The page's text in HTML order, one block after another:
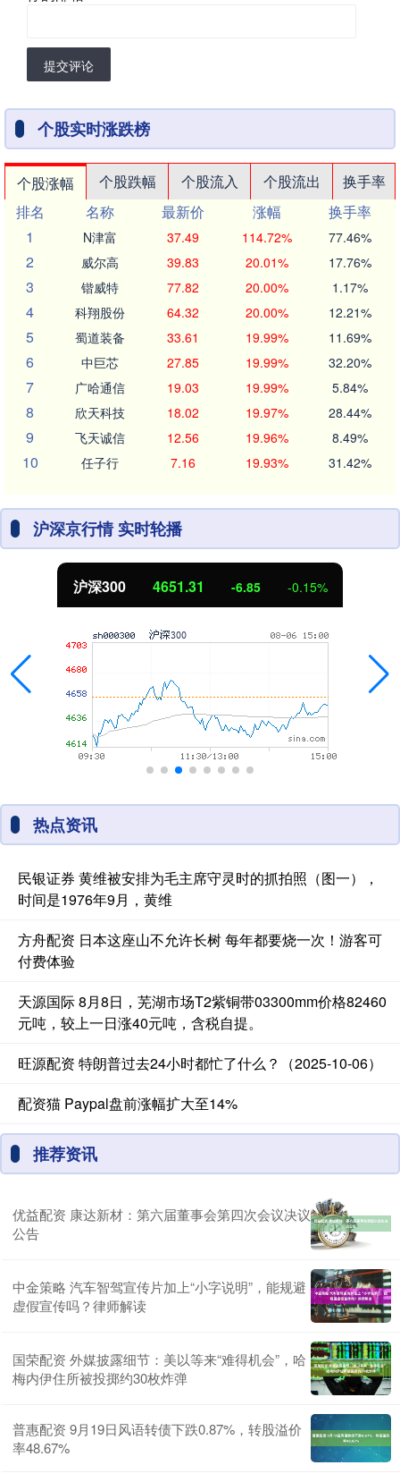
提交评论
个股实时涨跌榜
个股涨幅 个股跌幅 个股流入 个股流出
换手率
排名
名称 最新价 涨幅
换手率
1
N津富 37.49 114.72% 77.46%
2 威尔高 39.83 20.01% 17.76%
3 锴威特 77.82 20.00% 1.17%
4 科翔股份 64.32 20.00% 12.21%
5 蜀道装备 33.61 19.99% 11.69%
6 中巨芯 27.85 19.99% 32.20%
7 广哈通信 19.03 19.99% 5.84%
8 欣天科技 18.02 19.97% 28.44%
9 飞天诚信 12.56 19.96% 8.49%
10 任子行 7.16 19.93% 31.42%
沪深京行情 实时轮播
-6.85 -0.15%
热点资讯
民银证券 黄维被安排为毛主席守灵时的抓拍照（图一），
时间是1976年9月，黄维
方舟配资 日本这座山不允许长树 每年都要烧一次！游客可
付费体验
天源国际 8月8日，芜湖市场T2紫铜带03300mm价格82460
元吨，较上一日涨40元吨，含税自提。
旺源配资 特朗普过去24小时都忙了什么？（2025-10-06）
配资猫 Paypal盘前涨幅扩大至14%
推荐资讯
优益配资 康达新材：第六届董事会第四次会议决议
公告
中金策略 汽车智驾宣传片加上“小字说明”，能规避
虚假宣传吗？律师解读
国荣配资 外媒披露细节：美以等来“难得机会”，哈
梅内伊住所被投掷约30枚炸弹
普惠配资 9月19日风语转债下跌0.87%，转股溢价
率48.67%